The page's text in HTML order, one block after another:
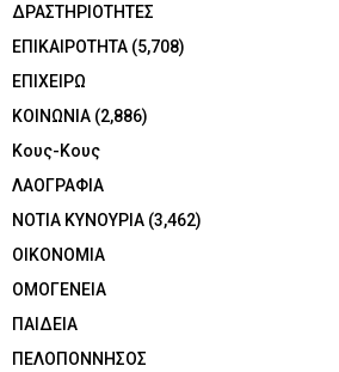
ΔΡΑΣΤΗΡΙΟΤΗΤΕΣ
ΕΠΙΚΑΙΡΟΤΗΤΑ (5,708)
ΕΠΙΧΕΙΡΩ
ΚΟΙΝΩΝΙΑ (2,886)
Κους-Κους
ΛΑΟΓΡΑΦΙΑ
ΝΟΤΙΑ ΚΥΝΟΥΡΙΑ (3,462)
ΟΙΚΟΝΟΜΙΑ
ΟΜΟΓΕΝΕΙΑ
ΠΑΙΔΕΙΑ
ΠΕΛΟΠΟΝΝΗΣΟΣ